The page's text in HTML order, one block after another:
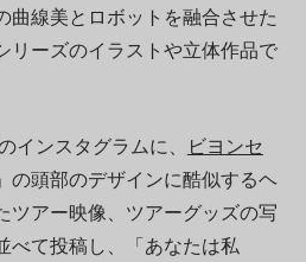
曲線美とロボットを融合させた
リーズのイラストや立体作品で
インスタグラムに、
ビヨンセ
の頭部のデザインに酷似するヘ
ツアー映像、ツアーグッズの写
べて投稿し、「あなたは私